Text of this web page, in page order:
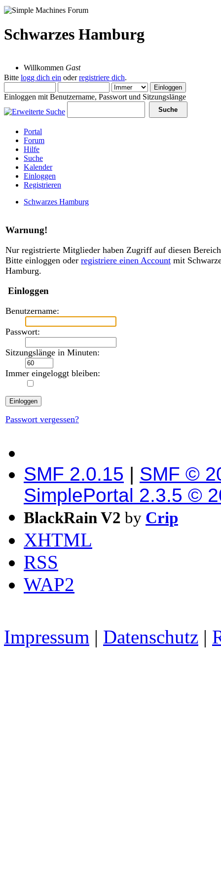
Schwarzes Hamburg
Willkommen Gast
Bitte logg dich ein oderregistriere dich.
Einloggen mit Benutzername, Passwort und Sitzungslänge
Portal
Forum
Hilfe
Suche
Kalender
Einloggen
Registrieren
Schwarzes Hamburg
Warnung!
Nur registrierte Mitglieder haben Zugriff auf diesen
Bitte einloggen oder registriere einen Account mit
Hamburg.
Einloggen
Benutzername:
Passwort:
Sitzungslänge in Minuten:
Immer eingeloggt bleiben:
Passwort vergessen?
SMF 2.0.15 | SMF ©
SimplePortal 2.3.5 ©
BlackRain V2 by Crip
XHTML
RSS
WAP2
Impressum | Datenschutz |